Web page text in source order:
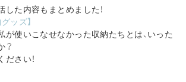
た内容もまとめました！
ッズ】
が使いこなせなかった収納たちとは、いった
？
さい！